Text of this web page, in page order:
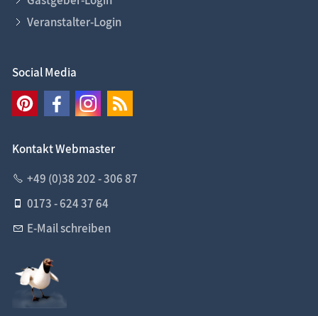
Veranstalter-Login
Social Media
Kontakt Webmaster
+49 (0)38 202 - 306 87
0173 - 624 37 64
E-Mail schreiben